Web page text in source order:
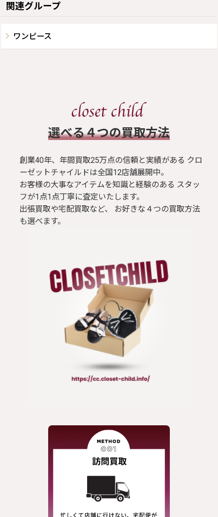
関連グループ
ワンピース
​選べる４つの買取方法
創業40年、年間買取25万点の信頼と実績がある クロ
ーゼットチャイルドは全国12店舗展開中。
お客様の大事なアイテムを知識と経験のある スタッ
フが1点1点丁寧に査定いたします。
出張買取や宅配買取など、 お好きな４つの買取方法
も選べます。